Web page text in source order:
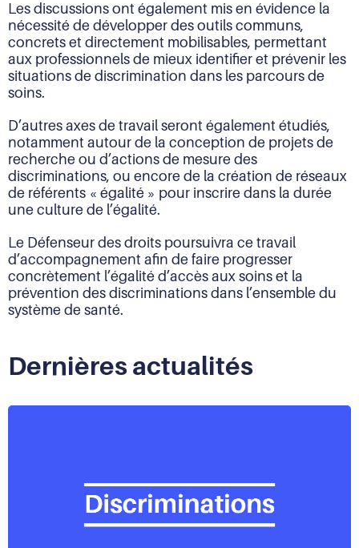
Les discussions ont également mis en évidence la
nécessité de développer des outils communs,
concrets et directement mobilisables, permettant
aux professionnels de mieux identifier et prévenir les
situations de discrimination dans les parcours de
soins.
D’autres axes de travail seront également étudiés,
notamment autour de la conception de projets de
recherche ou d’actions de mesure des
discriminations, ou encore de la création de réseaux
de référents « égalité » pour inscrire dans la durée
une culture de l’égalité.
Le Défenseur des droits poursuivra ce travail
d’accompagnement afin de faire progresser
concrètement l’égalité d’accès aux soins et la
prévention des discriminations dans l’ensemble du
système de santé.
Dernières actualités